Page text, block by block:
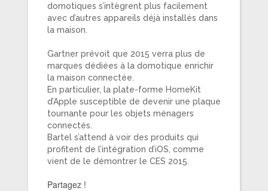
domotiques s’intègrent plus facilement
avec d’autres appareils déjà installés dans
la maison.
Gartner prévoit que 2015 verra plus de
marques dédiées à la domotique enrichir
la maison connectée.
En particulier, la plate-forme HomeKit
d’Apple susceptible de devenir une plaque
tournante pour les objets ménagers
connectés.
Bartel s’attend à voir des produits qui
profitent de l’intégration d’iOS, comme
vient de le démontrer le CES 2015.
Partagez !